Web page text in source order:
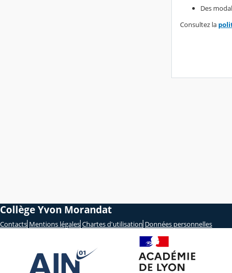
Des
Consultez la
Collège Yvon Morandat
Contacts Mentions légales Chartes d'utilisation Données personnelles